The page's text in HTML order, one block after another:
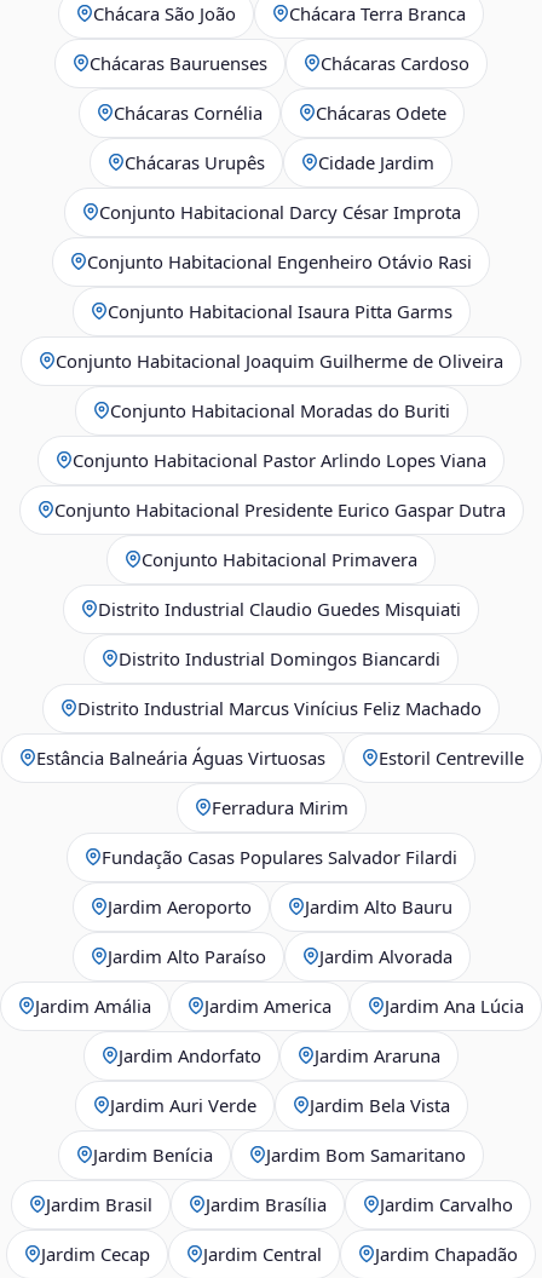
Chácara São João Chácara Terra Branca
Chácaras Bauruenses Chácaras Cardoso
Chácaras Cornélia Chácaras Odete
Chácaras Urupês Cidade Jardim
Conjunto Habitacional Darcy César Improta
Conjunto Habitacional Engenheiro Otávio Rasi
Conjunto Habitacional Isaura Pitta Garms
Conjunto Habitacional Joaquim Guilherme de Oliveira
Conjunto Habitacional Moradas do Buriti
Conjunto Habitacional Pastor Arlindo Lopes Viana
Conjunto Habitacional Presidente Eurico Gaspar Dutra
Conjunto Habitacional Primavera
Distrito Industrial Claudio Guedes Misquiati
Distrito Industrial Domingos Biancardi
Distrito Industrial Marcus Vinícius Feliz Machado
Estância Balneária Águas Virtuosas Estoril Centreville
Ferradura Mirim
Fundação Casas Populares Salvador Filardi
Jardim Aeroporto Jardim Alto Bauru
Jardim Alto Paraíso Jardim Alvorada
Jardim Amália Jardim America Jardim Ana Lúcia
Jardim Andorfato Jardim Araruna
Jardim Auri Verde Jardim Bela Vista
Jardim Benícia Jardim Bom Samaritano
Jardim Brasil Jardim Brasília Jardim Carvalho
Jardim Cecap Jardim Central Jardim Chapadão